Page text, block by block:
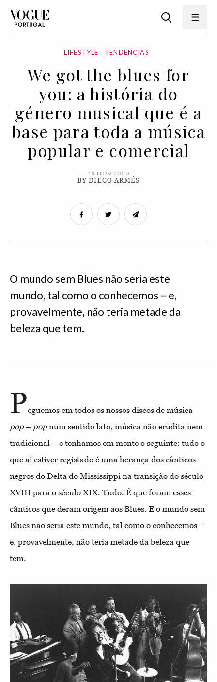
LIFESTYLE TENDÊNCIAS
We got the blues for
you: a história do
género musical que é a
base para toda a música
popular e comercial
13 NOV 2020
BY DIEGO ARMÉS
O mundo sem Blues não seria este
mundo, tal como o conhecemos – e,
provavelmente, não teria metade da
beleza que tem.
Peguemos em todos os nossos discos de música
pop– popnum sentido lato, música não erudita nem
tradicional – e tenhamos em mente o seguinte: tudo o
que aí estiver registado é uma herança dos cânticos
negros do Delta do Mississippi na transição do século
XVIII para o século XIX. Tudo. É que foram esses
cânticos que deram origem aos Blues. E o mundo sem
Blues não seria este mundo, tal como o conhecemos –
e, provavelmente, não teria metade da beleza que
tem.